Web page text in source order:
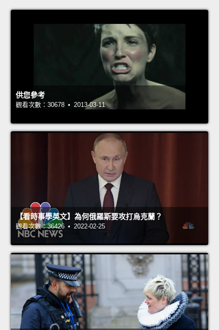
供您參考
觀看次數：30678 • 2013-03-11
【看時事學英文】為何俄羅斯要攻打烏克蘭？
觀看次數：36426 • 2022-02-25